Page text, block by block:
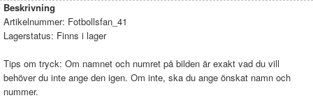
Beskrivning
Artikelnummer: Fotbollsfan_41
Lagerstatus: Finns i lager
Tips om tryck: Om namnet och numret på bilden är exakt vad du vill
behöver du inte ange den igen. Om inte, ska du ange önskat namn och
nummer.